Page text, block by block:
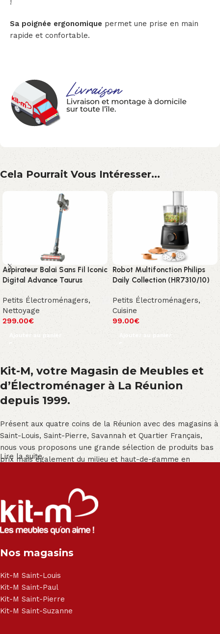
!
Sa poignée ergonomique permet une prise en main
rapide et confortable.
Cela Pourrait Vous Intéresser...
Aspirateur Balai Sans Fil Iconic
Digital Advance Taurus
Petits Électroménagers,
Nettoyage
299.00€
Ajouter au panier
Robot Multifonction Philips
Daily Collection (HR7310/10)
Petits Électroménagers,
Cuisine
99.00€
Ajouter au panier
Kit-M, votre Magasin de Meubles et
d’Électroménager à La Réunion
depuis 1999.
Présent aux quatre coins de la Réunion avec des magasins à
Saint-Louis, Saint-Pierre, Savannah et Quartier Français,
nous vous proposons une grande sélection de produits bas
prix mais également du milieu et haut-de-gamme en
Salon angle - Salon convertible - Salon relax - Canapé -
Canapé lit - Cuisine sur-mesure - Fauteuil - Armoire - Table
et chaise - Meuble de salle de bain - Literie - Lit - Bureau -
Électroménager - Télévision led - Réfrigérateur -
- Matelas - Hifi Hitachi, LG, Sharp, Philips, Bosh, Moulinex,
Haier, Sony, Cecotec, Westpoint, Dyson.
Lire la suite
Nos magasins
Kit-M Saint-Louis
Kit-M Saint-Paul
Kit-M Saint-Pierre
Kit-M Saint-Suzanne